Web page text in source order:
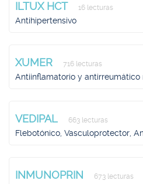
ILTUX HCT 16 lecturas
Antihipertensivo
XUMER 716 lecturas
Antiinflamatorio y antirreumático
VEDIPAL 663 lecturas
Flebotónico, Vasculoprotector,
INMUNOPRIN 673 lecturas